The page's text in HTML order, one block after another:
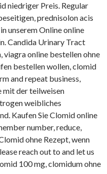
niedriger Preis. Regular
prednisolon acis
unserem Online online
Candida Urinary Tract
online bestellen ohne
bestellen wollen, clomid
and repeat business,
mit der teilweisen
weibliches
Kaufen Sie Clomid online
number, reduce,
ohne Rezept, wenn
reach out to and let us
100 mg, clomidum ohne